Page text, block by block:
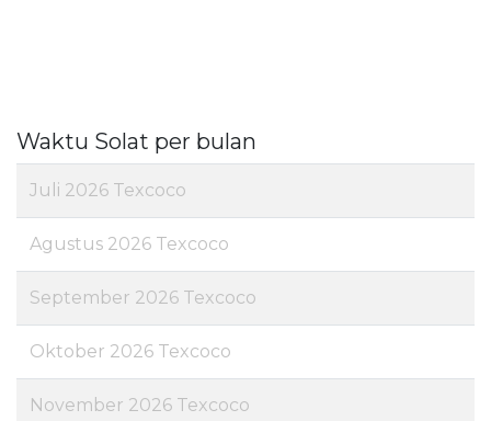
Waktu Solat per bulan
Juli 2026 Texcoco
Agustus 2026 Texcoco
September 2026 Texcoco
Oktober 2026 Texcoco
November 2026 Texcoco